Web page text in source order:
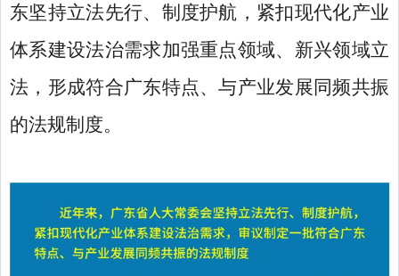
东坚持立法先行、制度护航，紧扣现代化产业
体系建设法治需求加强重点领域、新兴领域立
法，形成符合广东特点、与产业发展同频共振
的法规制度。